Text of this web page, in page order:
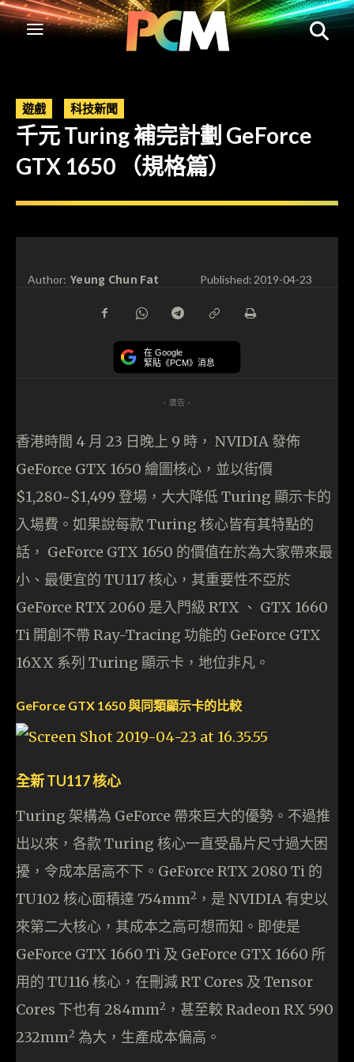
遊戲 科技新聞
千元 Turing 補完計劃 GeForce
GTX 1650 （規格篇）
Author: Yeung Chun Fat Published:2019-04-23
在 Google
緊貼《PCM》消息
- 廣告 -
香港時間 4 月 23 日晚上 9 時， NVIDIA 發佈
GeForce GTX 1650 繪圖核心，並以街價
$1,280~$1,499 登場，大大降低 Turing 顯示卡的
入場費。如果說每款 Turing 核心皆有其特點的
話， GeForce GTX 1650 的價值在於為大家帶來最
小、最便宜的 TU117 核心，其重要性不亞於
GeForce RTX 2060 是入門級 RTX 、 GTX 1660
Ti 開創不帶 Ray-Tracing 功能的 GeForce GTX
16XX 系列 Turing 顯示卡，地位非凡。
GeForce GTX 1650 與同類顯示卡的比較
全新 TU117 核心
Turing 架構為 GeForce 帶來巨大的優勢。不過推
出以來，各款 Turing 核心一直受晶片尺寸過大困
擾，令成本居高不下。GeForce RTX 2080 Ti 的
TU102 核心面積達 754mm2 ，是 NVIDIA 有史以
來第二大核心，其成本之高可想而知。即使是
GeForce GTX 1660 Ti 及 GeForce GTX 1660 所
用的 TU116 核心，在刪減 RT Cores 及 Tensor
Cores 下也有 284mm2 ，甚至較 Radeon RX 590
232mm2 為大，生產成本偏高。